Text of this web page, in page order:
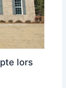
lors